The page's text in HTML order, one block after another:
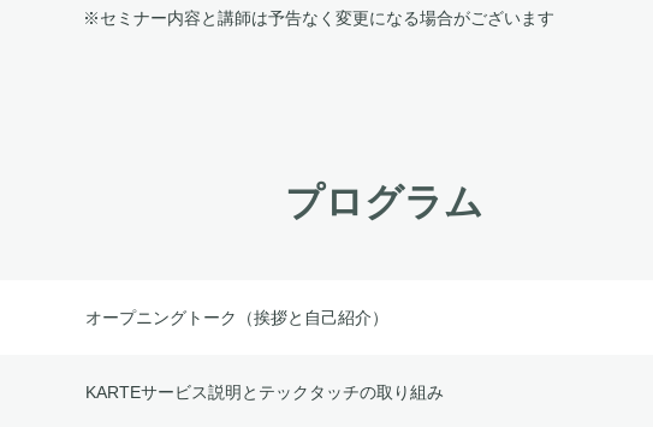
※セミナー内容と講師は予告なく変更になる場合がございます
プログラム
オープニングトーク（挨拶と自己紹介）
KARTEサービス説明とテックタッチの取り組み